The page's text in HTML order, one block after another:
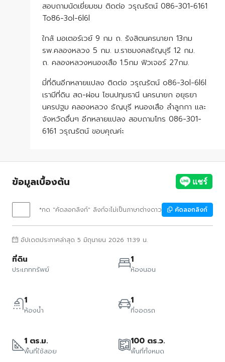
สอบถามนัดเยี่ยมชม ติดต่อ วรุณรัตน์ 086-301-6161
To86-3ol-6l6l
ใกล้ มอเตอร์เวย์ 9 กม ถ. รังสิตนครนายก 13กม
รพ.คลองหลวง 5 กม. ม.ราชมงคลธัญบุรี 12 กม.
ถ. คลองหลวงหนองเสือ 1.5กม ฟิวเจอร์ 27กม.
มี่ที่ดินอีกหลายแปลง ติดต่อ วรุณรัตน์ o86-3ol-6l6l
เรามีที่ดิน สด-ผ่อน โซนปทุมธานี นครนายก อยุธยา
นครปฐม คลองหลวง ธัญบุรี หนองเสือ ลำลูกกา และ
จังหวัดอื่นๆ อีกหลายแปลง สอบถามโทร 086-301-
6161 วรุณรัตน์ ขอบคุณค่ะ
ข้อมูลเบื้องต้น
*กด "คัดลอกลิงก์" ลิงก์จะไม่เป็นภาษาต่างดาว คัดลอกลิงก์
อัปเดตประกาศล่าสุด 5 มิถุนายน 2026 11:39 น.
ที่ดิน
ประเภททรัพย์
1
ห้องนอน
1
ห้องน้ำ
1
ที่จอดรถ
1 ตร.ม.
พื้นที่ใช้สอย
100 ตร.ว.
พื้นที่ทั้งหมด